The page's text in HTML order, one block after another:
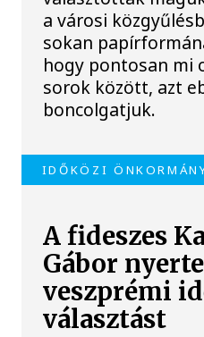
a városi
sokan
hogy pontosan mi
sorok között, azt
boncolgatjuk.
IDŐKÖZI
A fideszes
Gábor
veszprémi
választást